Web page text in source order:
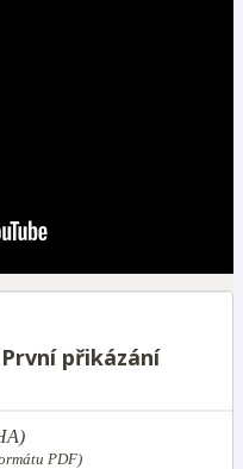
přikázání
PDF)